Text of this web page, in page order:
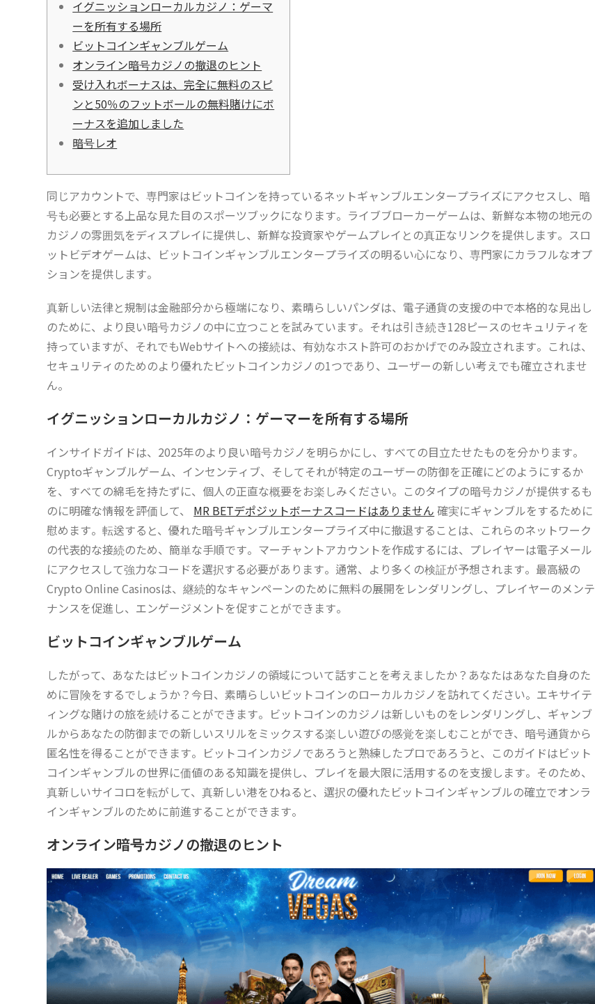
イグニッションローカルカジノ：ゲーマ
ーを所有する場所
ビットコインギャンブルゲーム
オンライン暗号カジノの撤退のヒント
受け入れボーナスは、完全に無料のスピ
ンと50％のフットボールの無料賭けにボ
ーナスを追加しました
暗号レオ
同じアカウントで、専門家はビットコインを持っているネットギャンブルエンタープライズにアクセスし、暗
号も必要とする上品な見た目のスポーツブックになります。ライブブローカーゲームは、新鮮な本物の地元の
カジノの雰囲気をディスプレイに提供し、新鮮な投資家やゲームプレイとの真正なリンクを提供します。スロ
ットビデオゲームは、ビットコインギャンブルエンタープライズの明るい心になり、専門家にカラフルなオプ
ションを提供します。
真新しい法律と規制は金融部分から極端になり、素晴らしいパンダは、電子通貨の支援の中で本格的な見出し
のために、より良い暗号カジノの中に立つことを試みています。それは引き続き128ピースのセキュリティを
持っていますが、それでもWebサイトへの接続は、有効なホスト許可のおかげでのみ設立されます。これは、
セキュリティのためのより優れたビットコインカジノの1つであり、ユーザーの新しい考えでも確立されませ
ん。
イグニッションローカルカジノ：ゲーマーを所有する場所
インサイドガイドは、2025年のより良い暗号カジノを明らかにし、すべての目立たせたものを分かります。
Cryptoギャンブルゲーム、インセンティブ、そしてそれが特定のユーザーの防御を正確にどのようにするか
を、すべての綿毛を持たずに、個人の正直な概要をお楽しみください。このタイプの暗号カジノが提供するも
のに明確な情報を評価して、 MR BETデポジットボーナスコードはありません 確実にギャンブルをするために
慰めます。転送すると、優れた暗号ギャンブルエンタープライズ中に撤退することは、これらのネットワーク
の代表的な接続のため、簡単な手順です。マーチャントアカウントを作成するには、プレイヤーは電子メール
にアクセスして強力なコードを選択する必要があります。通常、より多くの検証が予想されます。最高級の
Crypto Online Casinosは、継続的なキャンペーンのために無料の展開をレンダリングし、プレイヤーのメンテ
ナンスを促進し、エンゲージメントを促すことができます。
ビットコインギャンブルゲーム
したがって、あなたはビットコインカジノの領域について話すことを考えましたか？あなたはあなた自身のた
めに冒険をするでしょうか？今日、素晴らしいビットコインのローカルカジノを訪れてください。エキサイテ
ィングな賭けの旅を続けることができます。ビットコインのカジノは新しいものをレンダリングし、ギャンブ
ルからあなたの防御までの新しいスリルをミックスする楽しい遊びの感覚を楽しむことができ、暗号通貨から
匿名性を得ることができます。ビットコインカジノであろうと熟練したプロであろうと、このガイドはビット
コインギャンブルの世界に価値のある知識を提供し、プレイを最大限に活用するのを支援します。そのため、
真新しいサイコロを転がして、真新しい港をひねると、選択の優れたビットコインギャンブルの確立でオンラ
インギャンブルのために前進することができます。
オンライン暗号カジノの撤退のヒント